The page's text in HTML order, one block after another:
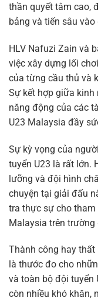
thần quyết tâm cao,
bảng và tiến sâu
HLV Nafuzi Zain và
việc xây dựng lối
của từng cầu thủ và
Sự kết hợp giữa kinh
năng động của các
U23 Malaysia đầy
Sự kỳ vọng của
tuyển U23 là rất lớn.
lưỡng và đội hình
chuyện tại giải đấu
tra thực sự cho
Malaysia trên trường
Thành công hay
là thước đo cho
và toàn bộ đội tuyển
còn nhiều khó khăn,